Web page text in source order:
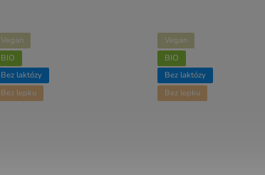
Vegan
BIO
Bez laktózy
Bez lepku
Vegan
BIO
Bez laktózy
Bez lepku